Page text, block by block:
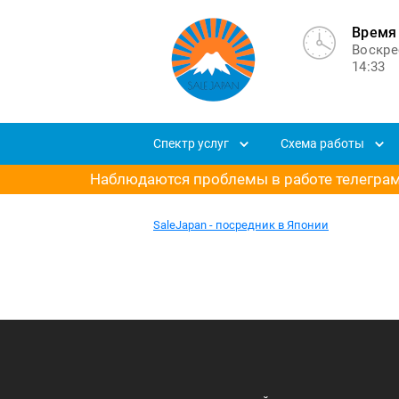
Время
14:33
Спектр услуг Схема работы
Наблюдаются проблемы в работе
SaleJapan - посредник в Японии